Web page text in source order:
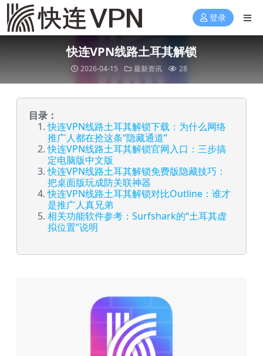
登录
快连VPN线路土耳其解锁
2026-04-15 最新资讯 28
目录：
快连VPN线路土耳其解锁下载：为什么网络
推广人都在抢这条“隐藏通道”
快连VPN线路土耳其解锁官网入口：三步搞
定电脑版中文版
快连VPN线路土耳其解锁免费版隐藏技巧：
把桌面版玩成防关联神器
快连VPN线路土耳其解锁对比Outline：谁才
是推广人真兄弟
相关功能软件参考：Surfshark的“土耳其虚
拟位置”说明